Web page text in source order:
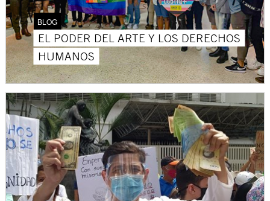
BLOG
EL PODER DEL ARTE Y LOS DERECHOS
HUMANOS